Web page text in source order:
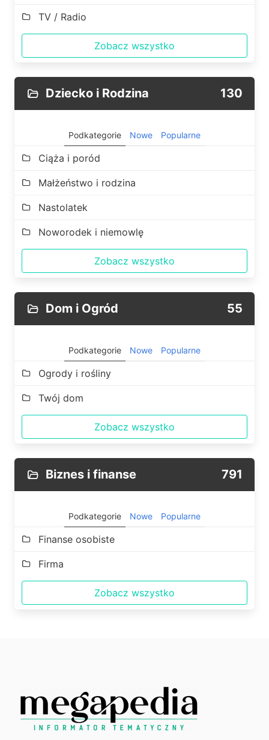
TV / Radio
Zobacz wszystko
Dziecko i Rodzina 130
Podkategorie Nowe Popularne
Ciąża i poród
Małżeństwo i rodzina
Nastolatek
Noworodek i niemowlę
Zobacz wszystko
Dom i Ogród 55
Podkategorie Nowe Popularne
Ogrody i rośliny
Twój dom
Zobacz wszystko
Biznes i finanse 791
Podkategorie Nowe Popularne
Finanse osobiste
Firma
Zobacz wszystko